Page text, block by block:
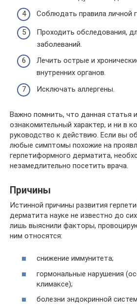
Соблюдать правила личной
Проходить обследования,
заболеваний.
Лечить острые и
внутренних органов.
Исключать аллергены.
Важно помнить, что данная статья
ознакомительный характер, и ни в
руководство к действию. Если вы
любые симптомы похожие на
герпетиформного дерматита,
незамедлительно посетить врача.
Причины
Истинной причины развития
дерматита науке не известно до
лишь выяснили факторы,
ним относятся:
снижение иммунитета;
гормональные нарушения
климаксе);
болезни эндокринной